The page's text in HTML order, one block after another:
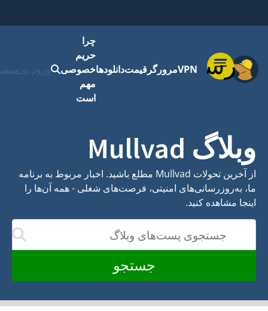
فهرست
VPNمرورگرقیمتدانلودها
چرا
حریم
خصوصی
مهم
است
ورود به
وبلاگ Mullvad
از آخرین تحولات Mullvad مطلع باشید. اخبار مربوط به برنامه
ما، به‌روزرسانی‌های امنیتی، فرصت‌های شغلی - همه آن‌ها را
اینجا مشاهده کنید.
نتایج با تایپ‌کردن
جستجو